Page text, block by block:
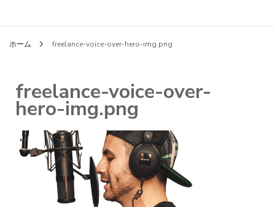
ホーム freelance-voice-over-hero-img.png
freelance-voice-over-
hero-img.png